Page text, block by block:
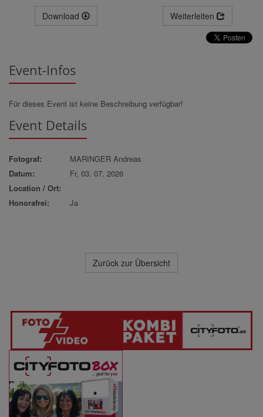
Download Weiterleiten
Event-Infos
Für dieses Event ist keine Beschreibung verfügbar!
Event Details
Fotograf:
MARINGER Andreas
Datum:
Fr, 03. 07. 2026
Location / Ort:
Honorafrei:
Ja
Zurück zur Übersicht